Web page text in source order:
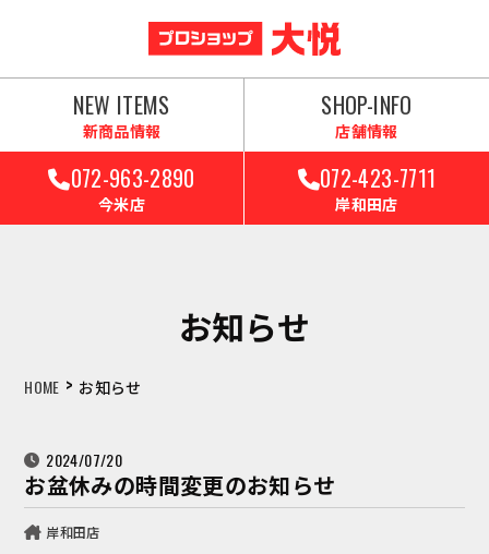
NEW ITEMS
新商品情報
SHOP-INFO
店舗情報
072-963-2890
今米店
072-423-7711
岸和田店
お知らせ
HOME > お知らせ
2024/07/20
お盆休みの時間変更のお知らせ
岸和田店